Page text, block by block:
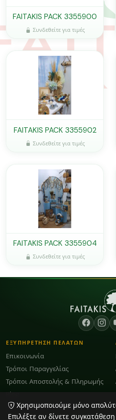
FAITAKIS PACK 3355900
Συνδεθείτε για τιμές
FAITAKIS PACK 3355902
Συνδεθείτε για τιμές
FAITAKIS PACK 3355904
Συνδεθείτε για τιμές
ΕΞΥΠΗΡΕΤΗΣΗ ΠΕΛΑΤΩΝ
Επικοινωνία
Τρόποι Παραγγελίας
Τρόποι Αποστολής & Πληρωμής
Blog
Όροι Χρήσης και GDPR
Χρησιμοποιούμε μόνο
Επιλέξτε αν δίνετε συγκατάθεση